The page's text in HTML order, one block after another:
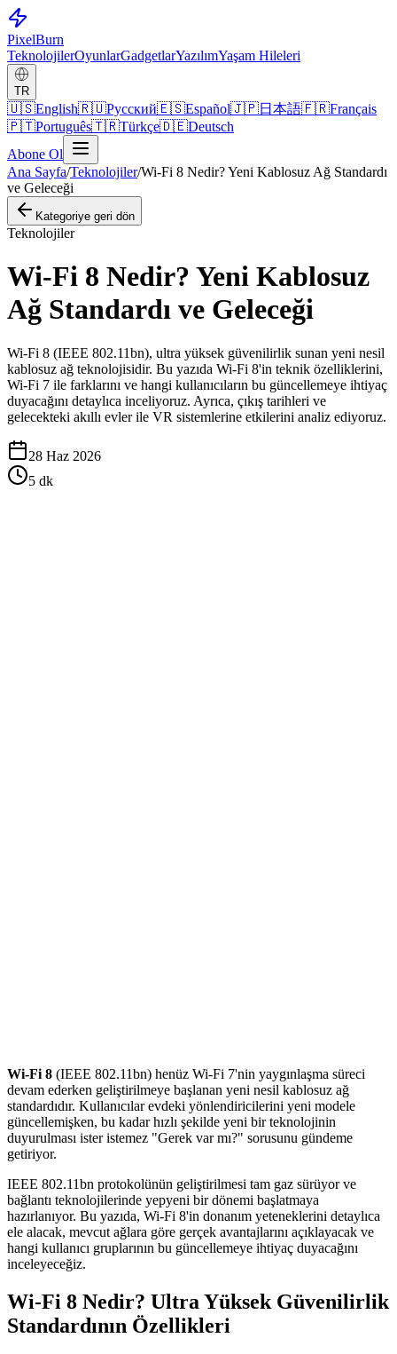
PixelBurn
TeknolojilerOyunlarGadgetlarYazılımYaşam Hileleri
TR
🇺🇸English🇷🇺Русский🇪🇸Español🇯🇵日本語🇫🇷Français
🇵🇹Português🇹🇷Türkçe🇩🇪Deutsch
Abone Ol
Ana Sayfa/Teknolojiler/Wi-Fi 8 Nedir? Yeni Kablosuz Ağ Standardı
ve Geleceği
Kategoriye geri dön
Teknolojiler
Wi-Fi 8 Nedir? Yeni Kablosuz
Ağ Standardı ve Geleceği
Wi-Fi 8 (IEEE 802.11bn), ultra yüksek güvenilirlik sunan yeni nesil
kablosuz ağ teknolojisidir. Bu yazıda Wi-Fi 8'in teknik özelliklerini,
Wi-Fi 7 ile farklarını ve hangi kullanıcıların bu güncellemeye ihtiyaç
duyacağını detaylıca inceliyoruz. Ayrıca, çıkış tarihleri ve
gelecekteki akıllı evler ile VR sistemlerine etkilerini analiz ediyoruz.
28 Haz 2026
5 dk
Wi-Fi 8 (IEEE 802.11bn) henüz Wi-Fi 7'nin yaygınlaşma süreci
devam ederken geliştirilmeye başlanan yeni nesil kablosuz ağ
standardıdır. Kullanıcılar evdeki yönlendiricilerini yeni modele
güncellemişken, bu kadar hızlı şekilde yeni bir teknolojinin
duyurulması ister istemez "Gerek var mı?" sorusunu gündeme
getiriyor.
IEEE 802.11bn protokolünün geliştirilmesi tam gaz sürüyor ve
bağlantı teknolojilerinde yepyeni bir dönemi başlatmaya
hazırlanıyor. Bu yazıda, Wi-Fi 8'in donanım yeteneklerini detaylıca
ele alacak, mevcut ağlara göre gerçek avantajlarını açıklayacak ve
hangi kullanıcı gruplarının bu güncellemeye ihtiyaç duyacağını
inceleyeceğiz.
Wi-Fi 8 Nedir? Ultra Yüksek Güvenilirlik
Standardının Özellikleri